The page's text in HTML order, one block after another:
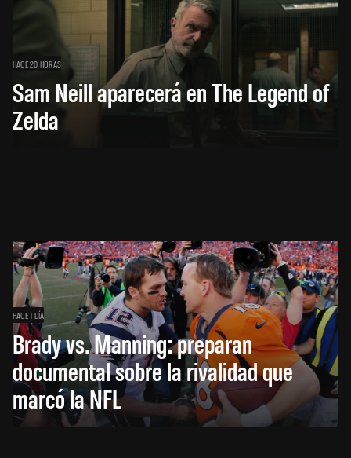
HACE 20 HORAS
Sam Neill aparecerá en The Legend of
Zelda
HACE 1 DÍA
Brady vs. Manning: preparan
documental sobre la rivalidad que
marcó la NFL